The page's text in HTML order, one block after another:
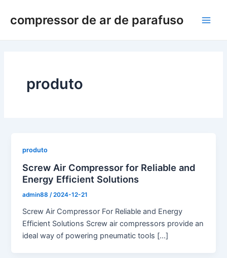
paracompressor de ar de parafuso
produto
produto
Screw Air Compressor for Reliable and
Energy Efficient Solutions
admin88/2024-12-21
Screw Air Compressor For Reliable and Energy
Efficient Solutions Screw air compressors provide an
ideal way of powering pneumatic tools […]